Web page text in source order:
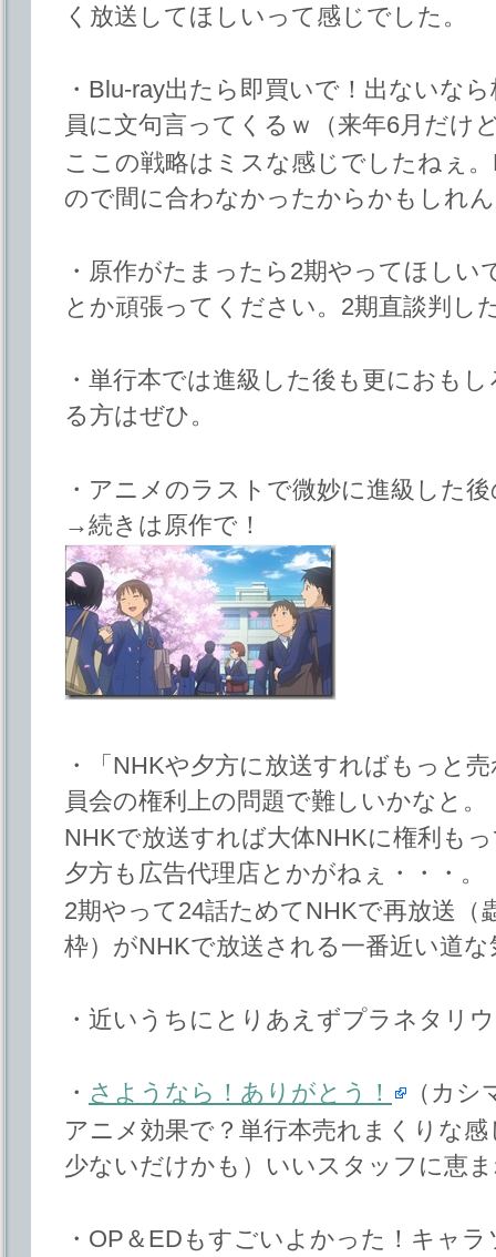
く放送してほしいって感じでした。
・Blu-ray出たら即買いで！出ないな
員に文句言ってくるｗ（来年6月だけ
ここの戦略はミスな感じでしたねぇ
ので間に合わなかったからかもしれ
・原作がたまったら2期やってほし
とか頑張ってください。2期直談判し
・単行本では進級した後も更におも
る方はぜひ。
・アニメのラストで微妙に進級した
→続きは原作で！
・「NHKや夕方に放送すればもっと
員会の権利上の問題で難しいかなと。
NHKで放送すれば大体NHKに権利も
夕方も広告代理店とかがねぇ・・・。
2期やって24話ためてNHKで再放送（
枠）がNHKで放送される一番近い道
・近いうちにとりあえずプラネタリ
・ さようなら！ありがとう！
（カ
アニメ効果で？単行本売れまくりな
少ないだけかも）いいスタッフに恵
・OP＆EDもすごいよかった！キャ